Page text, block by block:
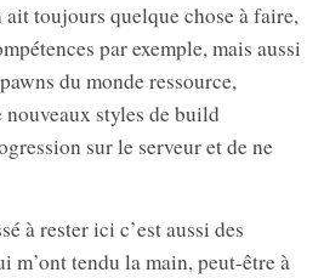
toujours quelque chose à faire,
par exemple, mais aussi
du monde ressource,
nouveaux styles de build
sur le serveur et de ne
à rester ici c’est aussi des
m’ont tendu la main, peut-être à